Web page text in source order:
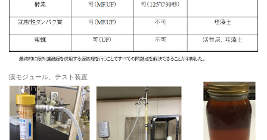
膜モジュール、テスト装置